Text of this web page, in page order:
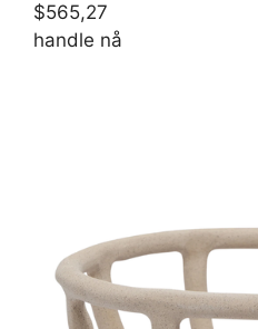
$565,27
handle nå